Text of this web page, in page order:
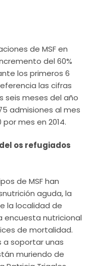
de MSF en
del 60%
los primeros 6
las cifras
seis meses del año
admisiones al mes
mes en 2014.
os refugiados
de MSF han
aguda, la
la localidad de
encuesta nutricional
de mortalidad.
a soportar unas
muriendo de